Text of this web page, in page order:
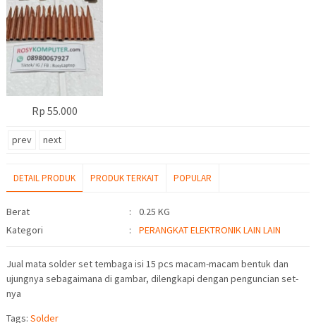
Rp 55.000
prev next
DETAIL PRODUK PRODUK TERKAIT POPULAR
Detail Produk
Berat :
0.25 KG
Kategori
: PERANGKAT ELEKTRONIK LAIN LAIN
Jual mata solder set tembaga isi 15 pcs macam-macam bentuk dan
ujungnya sebagaimana di gambar, dilengkapi dengan penguncian set-
nya
Tags: Solder